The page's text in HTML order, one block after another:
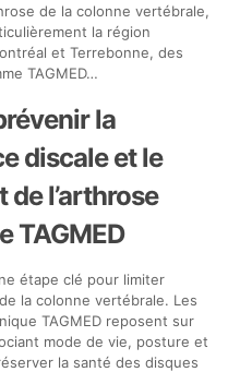
de la colonne vertébrale,
la région
et Terrebonne, des
TAGMED…
la
discale et le
l’arthrose
TAGMED
étape clé pour limiter
la colonne vertébrale. Les
TAGMED reposent sur
mode de vie, posture et
la santé des disques